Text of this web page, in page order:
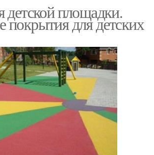
детской площадки.
покрытия для детских